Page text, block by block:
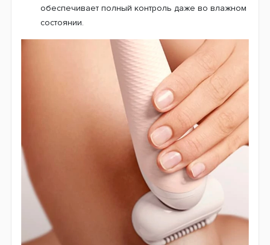
обеспечивает полный контроль даже во влажном
состоянии.